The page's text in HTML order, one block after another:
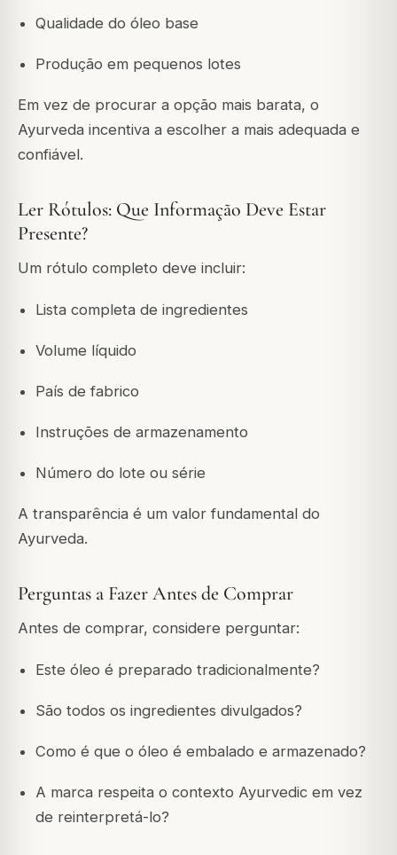
Qualidade do óleo base
Produção em pequenos lotes
Em vez de procurar a opção mais barata, o
Ayurveda incentiva a escolher a mais adequada e
confiável.
Ler Rótulos: Que Informação Deve Estar
Presente?
Um rótulo completo deve incluir:
Lista completa de ingredientes
Volume líquido
País de fabrico
Instruções de armazenamento
Número do lote ou série
A transparência é um valor fundamental do
Ayurveda.
Perguntas a Fazer Antes de Comprar
Antes de comprar, considere perguntar:
Este óleo é preparado tradicionalmente?
São todos os ingredientes divulgados?
Como é que o óleo é embalado e armazenado?
A marca respeita o contexto Ayurvedic em vez
de reinterpretá-lo?